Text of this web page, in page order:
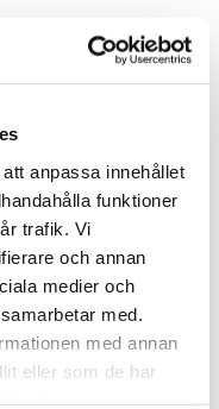
anpassa innehållet
funktioner
trafik. Vi
och annan
medier och
med.
med annan
eller som de har
200
Vår största
%